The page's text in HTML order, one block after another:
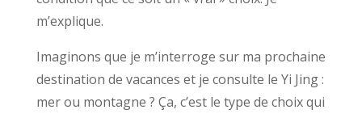
m’explique.
Imaginons que je m’interroge sur ma prochaine
destination de vacances et je consulte le Yi Jing :
mer ou montagne ? Ça, c’est le type de choix qui